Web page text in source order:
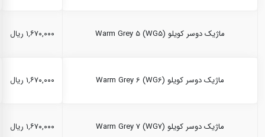
ماژیک دوسر کویلو Warm Grey 5 (WG5) ۱,۶۷۰,۰۰۰ ریال
ماژیک دوسر کویلو Warm Grey 6 (WG6) ۱,۶۷۰,۰۰۰ ریال
ماژیک دوسر کویلو Warm Grey 7 (WG7) ۱,۶۷۰,۰۰۰ ریال